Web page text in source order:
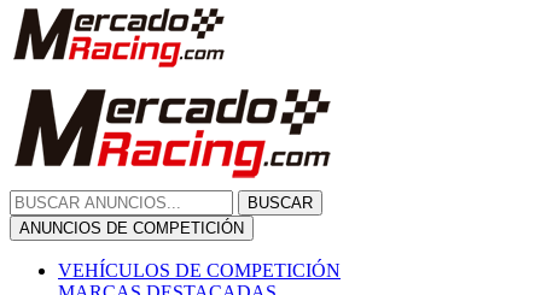
BUSCAR
ANUNCIOS DE COMPETICIÓN
VEHÍCULOS DE COMPETICIÓN